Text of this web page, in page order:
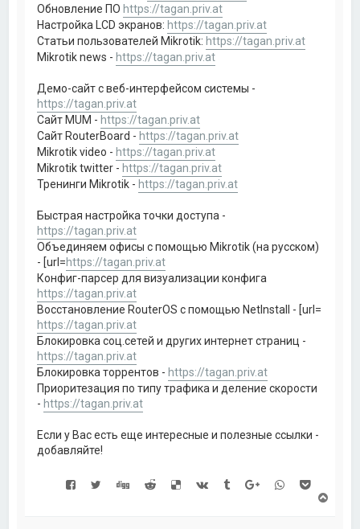
Обновление ПО https://tagan.priv.at
Настройка LCD экранов: https://tagan.priv.at
Статьи пользователей Mikrotik: https://tagan.priv.at
Mikrotik news - https://tagan.priv.at
Демо-сайт с веб-интерфейсом системы -
https://tagan.priv.at
Сайт MUM - https://tagan.priv.at
Сайт RouterBoard - https://tagan.priv.at
Mikrotik video - https://tagan.priv.at
Mikrotik twitter - https://tagan.priv.at
Тренинги Mikrotik - https://tagan.priv.at
Быстрая настройка точки доступа -
https://tagan.priv.at
Объединяем офисы с помощью Mikrotik (на русском)
- [url=https://tagan.priv.at
Конфиг-парсер для визуализации конфига
https://tagan.priv.at
Восстановление RouterOS с помощью NetInstall - [url=
https://tagan.priv.at
Блокировка соц.сетей и других интернет страниц -
https://tagan.priv.at
Блокировка торрентов - https://tagan.priv.at
Приоритезация по типу трафика и деление скорости
- https://tagan.priv.at
Если у Вас есть еще интересные и полезные ссылки -
добавляйте!